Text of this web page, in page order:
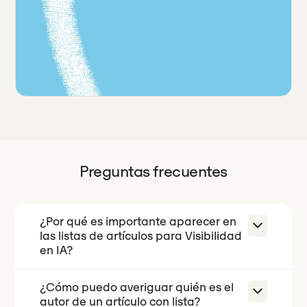
Preguntas frecuentes
¿Por qué es importante aparecer en
las listas de artículos para Visibilidad
en IA?
Los motores de IA como ChatGPT,
¿Cómo puedo averiguar quién es el
autor de un artículo con lista?